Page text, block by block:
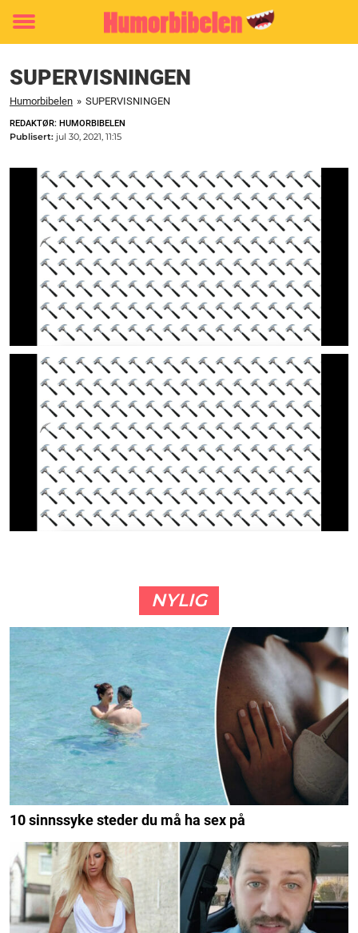
Toggle
SUPERVISNINGEN
Humorbibelen » SUPERVISNINGEN
REDAKTØR: HUMORBIBELEN
Publisert: jul 30, 2021, 11:15
NYLIG
10 sinnssyke steder du må ha sex på